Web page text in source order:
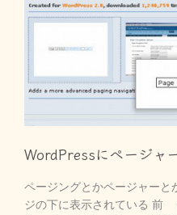
WordPressにページャ
ページングとかページャーと
ジの下に表示されている 前